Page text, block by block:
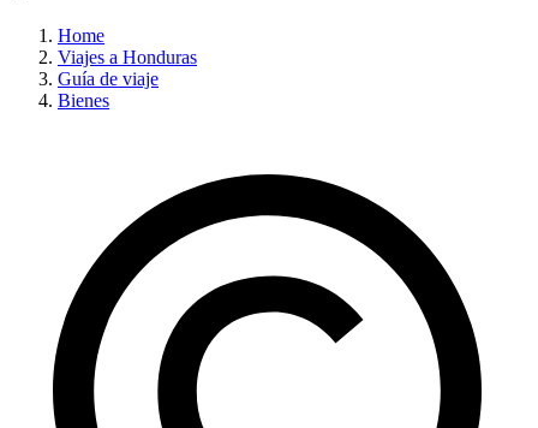
Home
Viajes a Honduras
Guía de viaje
Bienes